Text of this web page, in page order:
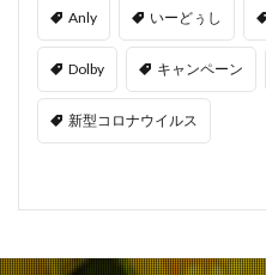
Anly いーどぅし
Dolby キャンペーン
新型コロナウイルス